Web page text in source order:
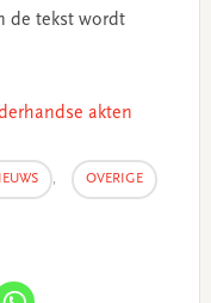
de tekst wordt
akten
, OVERIGE